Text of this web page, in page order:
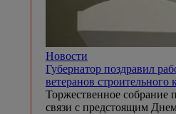
Новости
Губернатор поздравил
ветеранов строительного
Торжественное собрание
связи с предстоящим